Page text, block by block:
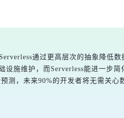
通过更高层次的抽象降低
施维护，而Serverless能进一步
测，未来90%的开发者将无需关